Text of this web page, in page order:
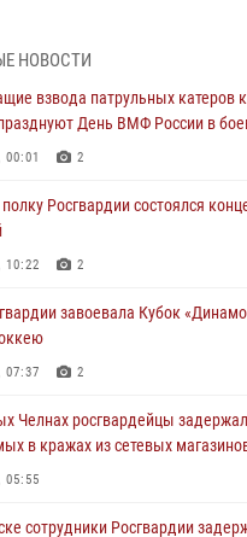
росгвардейцы завоевали
4
Росгвардии состоялся
10:22
сотрудники Росгвардии
06:47
приняла участие в
6
НОВОСТИ
взвода патрульных катеров
День ВМФ России в
2
Росгвардии состоялся
10:22 2
завоевала Кубок
07:37 2
Челнах росгвардейцы
в кражах из сетевых
05:55
сотрудники Росгвардии